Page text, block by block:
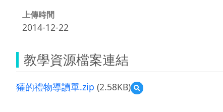
上傳時間
2014-12-22
教學資源檔案連結
獾的禮物導讀單.zip (2.58KB)
預
覽